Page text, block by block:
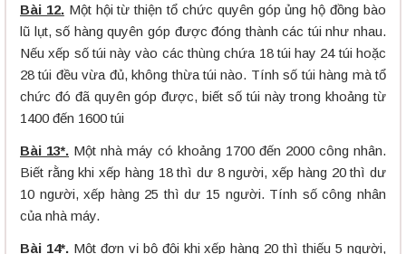
Bài 12.Một hội từ thiện tổ chức quyên góp ủng hộ đồng bào
lũ lụt, số hàng quyên góp được đóng thành các túi như nhau.
Nếu xếp số túi này vào các thùng chứa 18 túi hay 24 túi hoặc
28 túi đều vừa đủ, không thừa túi nào. Tính số túi hàng mà tổ
chức đó đã quyên góp được, biết số túi này trong khoảng từ
1400 đến 1600 túi
Bài 13*. Một nhà máy có khoảng 1700 đến 2000 công nhân.
Biết rằng khi xếp hàng 18 thì dư 8 người, xếp hàng 20 thì dư
10 người, xếp hàng 25 thì dư 15 người. Tính số công nhân
của nhà máy.
Bài 14*.Một đơn vị bộ đội khi xếp hàng 20 thì thiếu 5 người,